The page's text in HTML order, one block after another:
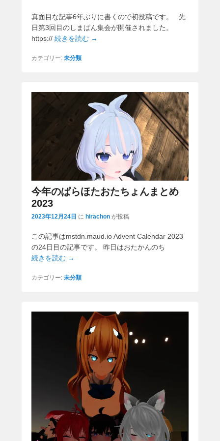
真面目な記事6年ぶりに書くので初投稿です。 先
日第3回目のしまぱん集会が開催されました。
https:// 続きを読む →
カテゴリー: 未分類
今年のぱらほたおたちょんまとめ
2023
2023年12月24日 に hirachon が投稿
この記事はmstdn.maud.io Advent Calendar 2023
の24日目の記事です。 昨日はおたかんのち
続きを読む →
カテゴリー: 未分類